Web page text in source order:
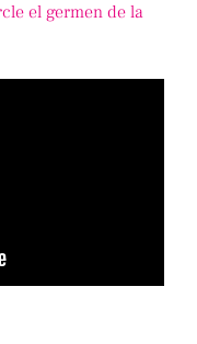
el germen de la